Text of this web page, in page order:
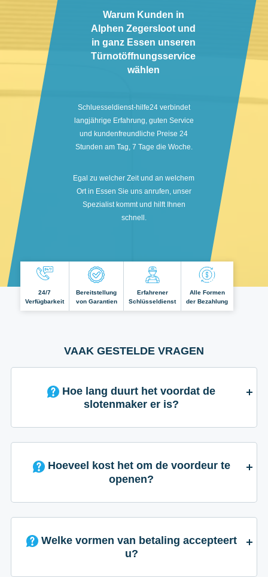
Warum Kunden in
Alphen Zegersloot und
in ganz Essen unseren
Türnotöffnungsservice
wählen
Schluesseldienst-hilfe24 verbindet
langjährige Erfahrung, guten Service
und kundenfreundliche Preise 24
Stunden am Tag, 7 Tage die Woche.
Egal zu welcher Zeit und an welchem
Ort in Essen Sie uns anrufen, unser
Spezialist kommt und hilft Ihnen
schnell.
24/7
Verfügbarkeit
Bereitstellung
von Garantien
Erfahrener
Schlüsseldienst
Alle Formen
der Bezahlung
VAAK GESTELDE VRAGEN
slotenmaker er is?
Hoeveel kost het om de voordeur te
openen?
Welke vormen van betaling accepteert
u?